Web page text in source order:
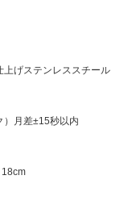
上げステンレススチール
）月差±15秒以内